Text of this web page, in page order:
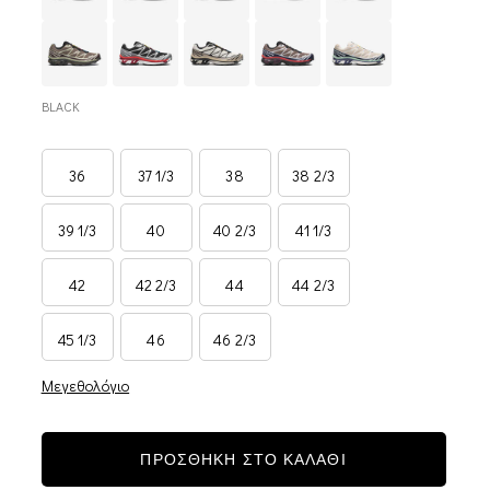
BLACK
36 37 1/3 38 38 2/3
39 1/3 40 40 2/3 41 1/3
42 42 2/3 44 44 2/3
45 1/3 46 46 2/3
Μεγεθολόγιο
ΠΡΟΣΘΗΚΗ ΣΤΟ ΚΑΛΑΘΙ